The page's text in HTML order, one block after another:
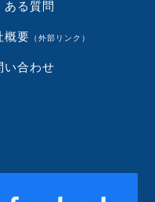
ある質問
概要 （外部リンク）
い合わせ